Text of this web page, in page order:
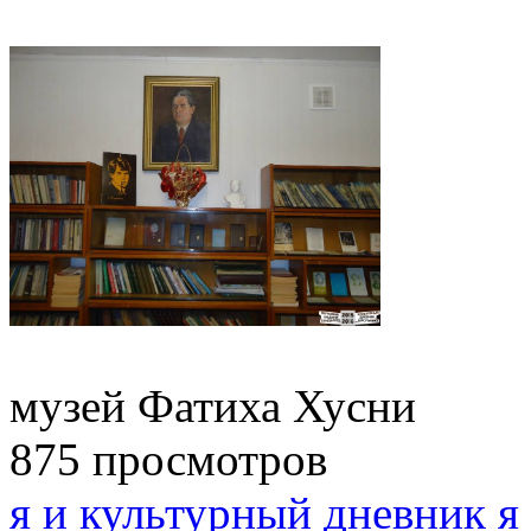
музей Фатиха Хусни
875 просмотров
я и культурный дневник